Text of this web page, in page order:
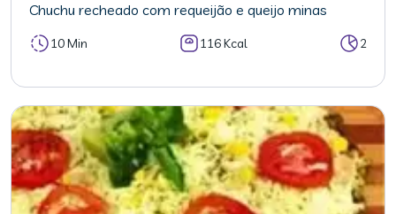
Chuchu recheado com requeijão e queijo minas
10 Min 116 Kcal 2